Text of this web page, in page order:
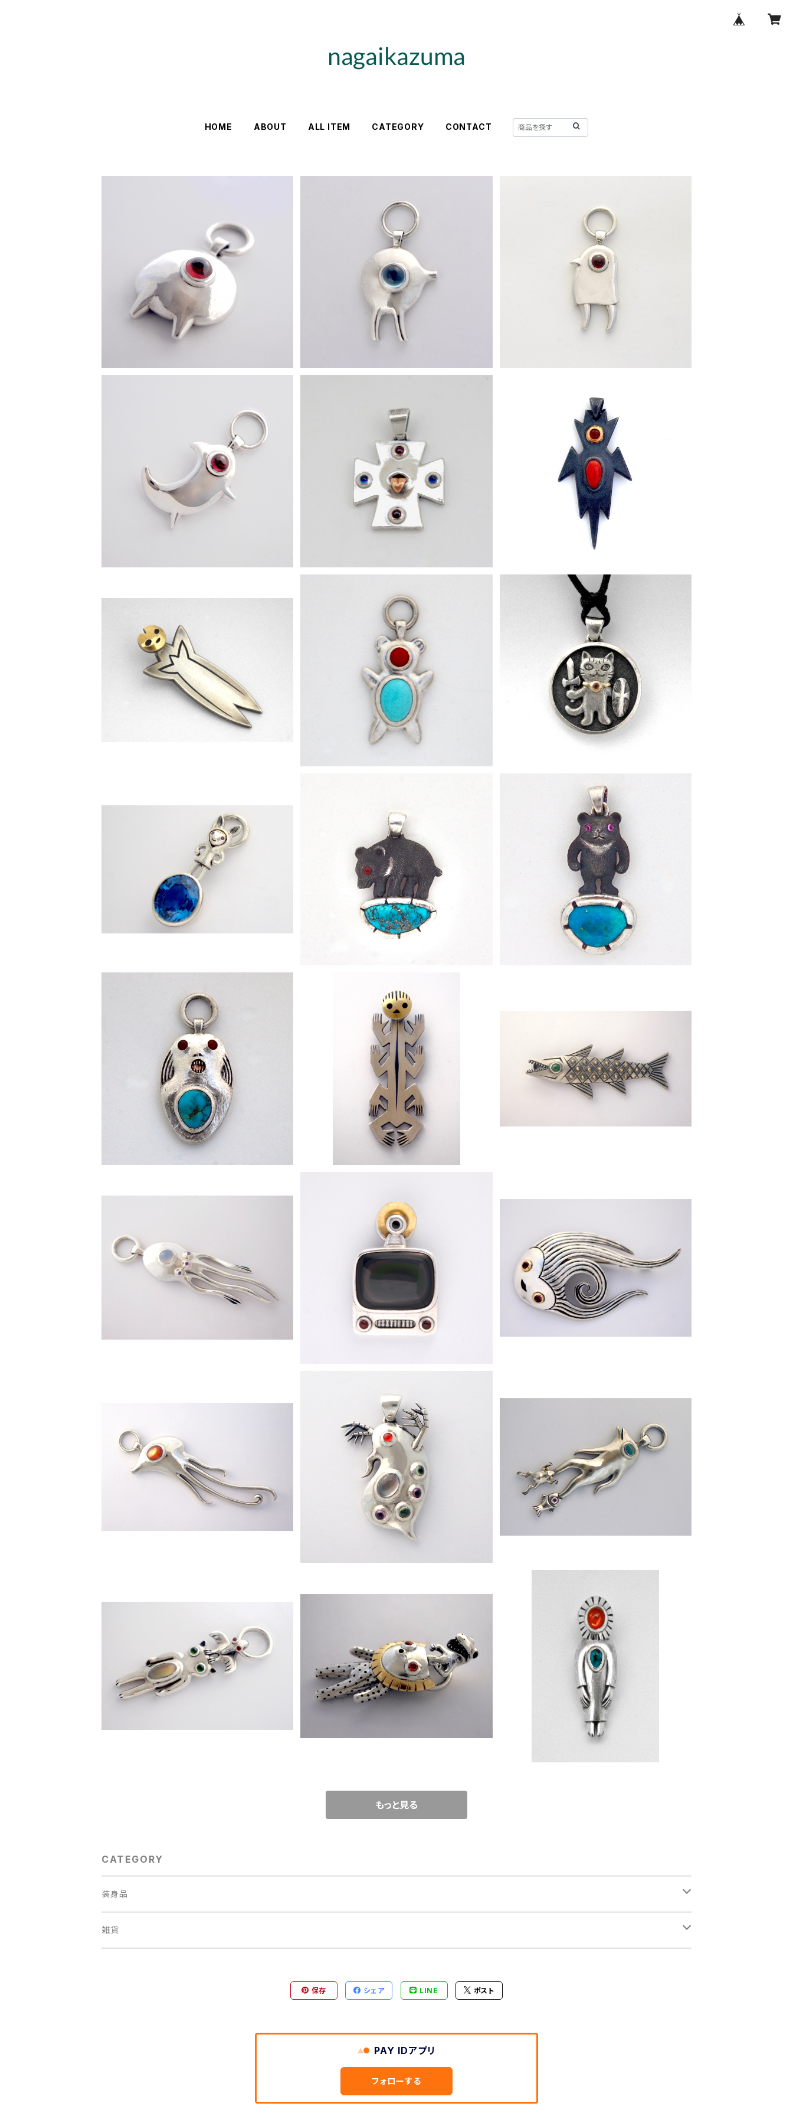
HOME ABOUT ALL ITEM CATEGORY CONTACT
[ アルクマル ] ペンダントトップ
¥50,000
[ タコな ] ペンダントトップ
¥50,000
[ キグルミ ] ペンダントトップ
¥50,000
[ イルカでは ] ペンダントトップ
¥50,000
[ Tongue Cross ] ペンダントトップ
¥58,000
[ Devil's Shadow ] ペンダントトップ
¥58,000
[ トーテム Ⅱ ] ペンダントトップ
¥63,000
[ 「熊では？」 ] ペンダントトップ
¥68,000
[ お守り猫 ] ペンダント
¥68,000
[ うさぎパーカー ] ペンダントトップ
¥68,000
[ くま ] ペンダントトップ
¥68,000
[ 熊 ] ペンダントトップ
¥70,000
[ Face ] ペンダントトップ
¥75,000
[ トーテム ] ペンダントトップ
¥88,000
[ サカナ ] ペンダントトップ
¥98,000
[ 宇宙クラゲ ] ペンダントトップ
¥120,000
[ TV GOD ] ペンダントトップ
[ WAVE ] ブローチ . Pトップ
¥150,000
[ タコ ] ペンダントトップ
¥180,000
[ ミジンコ ] ペンダントトップ
¥240,000
[ 歩きづらいP3 ] ペンダントトップ
¥280,000
[ 鳥に… ] ペンダントトップ
¥350,000
[ 根性トカゲとタコライオン ] ペンダントトッ
¥380,000
[ 櫂 ] ペンダントトップ
¥400,000
もっと見る
CATEGORY
装身品
ブローチ
雑貨
保存 シェア LINE ポスト
PAY IDアプリ
フォローする